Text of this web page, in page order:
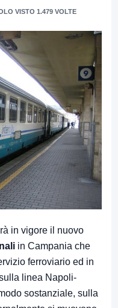
VISTO 1.479 VOLTE
in vigore il nuovo
in Campania che
ferroviario ed in
linea Napoli-
sostanziale, sulla